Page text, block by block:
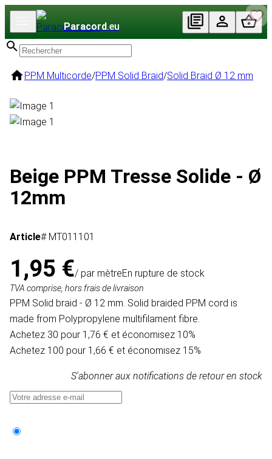
Paracord.eu
PPM Multicorde/PPM Solid Braid/Solid Braid Ø 12 mm
Beige PPM Tresse Solide - Ø
12mm
Article# MT011101
1,95 €/ par mètreEn rupture de stock
TVA comprise, hors frais de livraison
PPM Solid braid - Ø 12 mm. Solid braided PPM cord is
made from Polypropylene multifilament fibre.
Achetez 30 pour 1,76 € et économisez 10%
Achetez 100 pour 1,66 € et économisez 15%
S'abonner aux notifications de retour en stock